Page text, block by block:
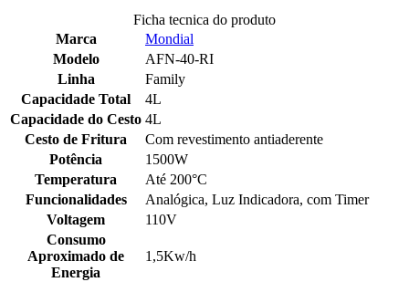
Ficha tecnica do produto
Marca
Mondial
Modelo
AFN-40-RI
Linha
Family
Capacidade Total
4L
Capacidade do Cesto 4L
Cesto de Fritura
Com revestimento antiaderente
Potência
1500W
Temperatura
Até 200°C
Funcionalidades
Analógica, Luz Indicadora, com Timer
Voltagem
110V
Consumo
Aproximado de
Energia
1,5Kw/h